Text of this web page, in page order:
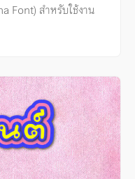
Font) สำหรับใช้งาน